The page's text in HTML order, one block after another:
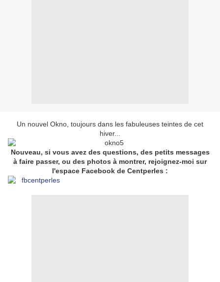
Un nouvel Okno, toujours dans les fabuleuses teintes de cet
hiver...
Nouveau, si vous avez des questions, des petits messages
à faire passer, ou des photos à montrer, rejoignez-moi sur
l'espace Facebook de Centperles :